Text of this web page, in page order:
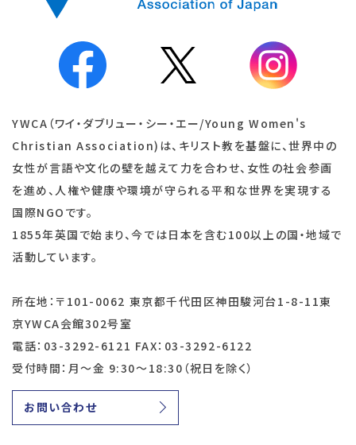
YWCA（ワイ・ダブリュー・シー・エー/Young Women's
Christian Association)は、キリスト教を基盤に、世界中の
女性が言語や文化の壁を越えて力を合わせ、女性の社会参画
を進め、人権や健康や環境が守られる平和な世界を実現する
国際NGOです。
1855年英国で始まり、今では日本を含む100以上の国・地域で
活動しています。
所在地：〒101-0062 東京都千代田区神田駿河台1-8-11東
京YWCA会館302号室
電話：03-3292-6121 FAX：03-3292-6122
受付時間：月～金 9:30～18:30（祝日を除く）
お問い合わせ